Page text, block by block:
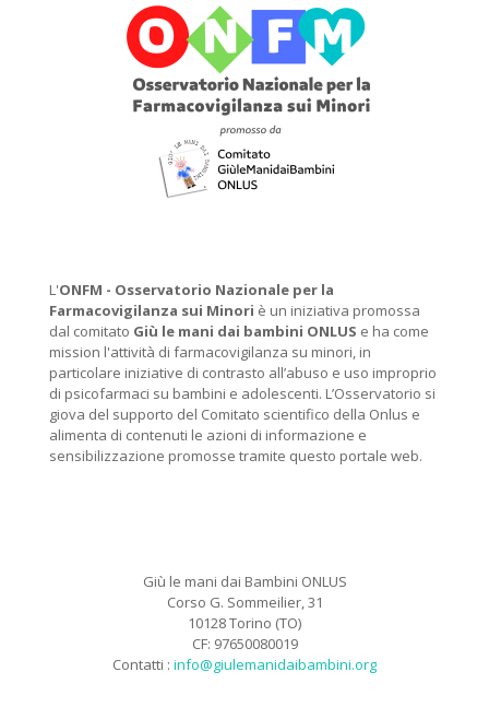
L'ONFM - Osservatorio Nazionale per la
Farmacovigilanza sui Minori è un iniziativa promossa
dal comitato Giù le mani dai bambini ONLUS e ha come
mission l'attività di farmacovigilanza su minori, in
particolare iniziative di contrasto all’abuso e uso improprio
di psicofarmaci su bambini e adolescenti. L’Osservatorio si
giova del supporto del Comitato scientifico della Onlus e
alimenta di contenuti le azioni di informazione e
sensibilizzazione promosse tramite questo portale web.
Giù le mani dai Bambini ONLUS
Corso G. Sommeilier, 31
10128 Torino (TO)
CF: 97650080019
Contatti : info@giulemanidaibambini.org